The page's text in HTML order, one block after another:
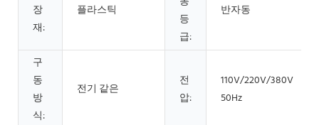
장
재:
플라스틱
등
급:
반자동
구
동
방
식:
전기 같은
전
압:
110V/220V/380V
50Hz